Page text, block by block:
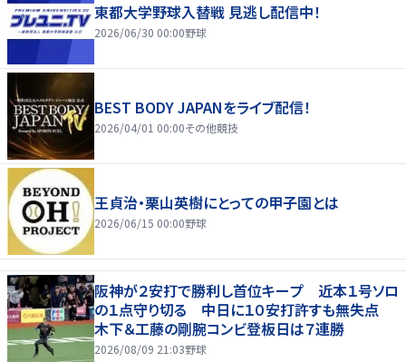
東都大学野球入替戦 見逃し配信中！
2026/06/30 00:00野球
BEST BODY JAPANをライブ配信！
2026/04/01 00:00その他競技
王貞治・栗山英樹にとっての甲子園とは
2026/06/15 00:00野球
阪神が２安打で勝利し首位キープ 近本１号ソロ
の１点守り切る 中日に１０安打許すも無失点
木下＆工藤の剛腕コンビ登板日は７連勝
2026/08/09 21:03野球